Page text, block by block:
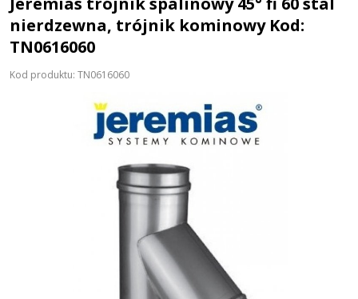
nierdzewna, trójnik kominowy Kod:
TN0616060
Kod produktu: TN0616060